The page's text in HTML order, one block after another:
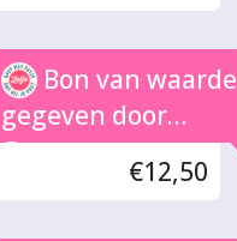
Bon van waarde
gegeven door
Garssen
€12,50